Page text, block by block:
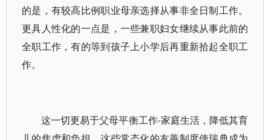
的是，有较高比例职业母亲选择从事非全日制工作。
更具人性化的一点是，一些兼职妇女继续从事此前的
全职工作，有的等到孩子上小学后再重新拾起全职工
作。
这一切更易于父母平衡工作-家庭生活，降低其育